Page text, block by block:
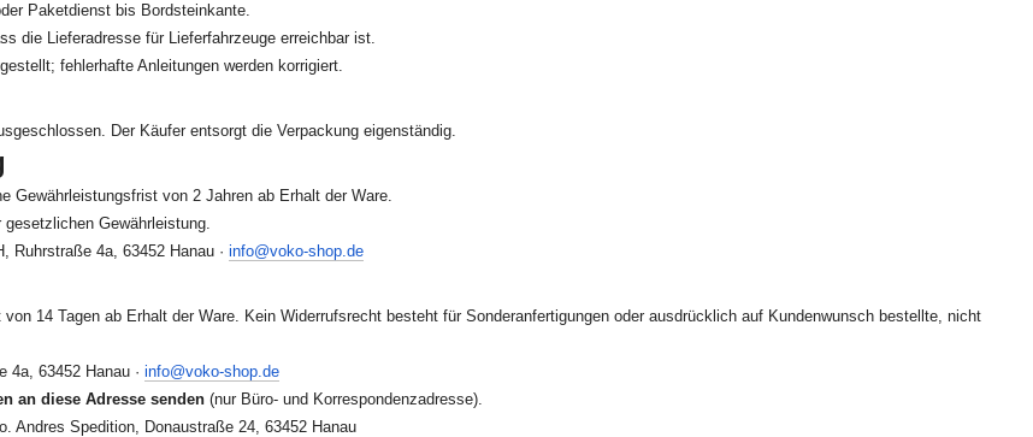
Paketdienst bis Bordsteinkante.
die Lieferadresse für Lieferfahrzeuge erreichbar ist.
fehlerhafte Anleitungen werden korrigiert.
Der Käufer entsorgt die Verpackung eigenständig.
Gewährleistungsfrist von 2 Jahren ab Erhalt der Ware.
Gewährleistung.
Ruhrstraße 4a, 63452 Hanau · info@voko-shop.de
14 Tagen ab Erhalt der Ware. Kein Widerrufsrecht besteht für Sonderanfertigungen oder ausdrücklich auf Kundenwunsch bestellte, nicht
4a, 63452 Hanau · info@voko-shop.de
an diese Adresse senden (nur Büro- und Korrespondenzadresse).
Andres Spedition, Donaustraße 24, 63452 Hanau